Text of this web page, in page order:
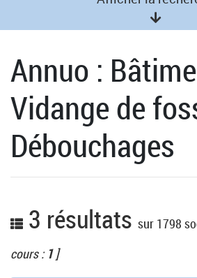
Annuo :
Vidange de
Débouchages
3 résultats sur 1798
cours : 1]